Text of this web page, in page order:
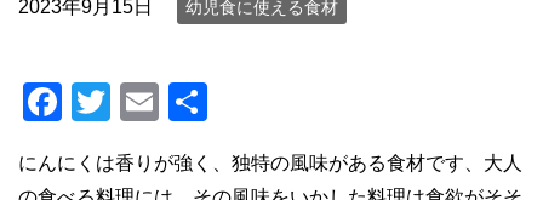
2023年9月15日 幼児食に使える食材
F
c
T
tt
E
ail
にんにくは香りが強く、独特の風味がある食材です、大人